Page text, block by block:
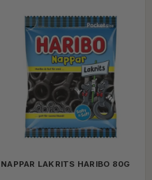
NAPPAR LAKRITS HARIBO 80G